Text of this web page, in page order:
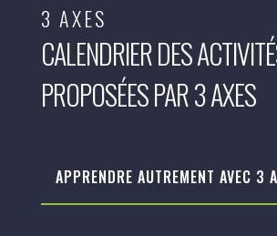
3 AXES
CALENDRIER DES
PROPOSÉES PAR 3 AXES
APPRENDRE AUTREMENT AVEC 3